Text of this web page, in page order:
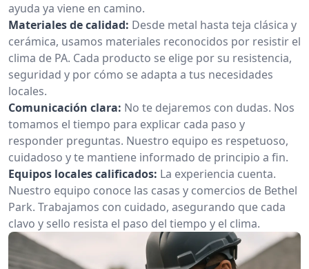
ayuda ya viene en camino.
Materiales de calidad: Desde metal hasta teja clásica y
cerámica, usamos materiales reconocidos por resistir el
clima de PA. Cada producto se elige por su resistencia,
seguridad y por cómo se adapta a tus necesidades
locales.
Comunicación clara: No te dejaremos con dudas. Nos
tomamos el tiempo para explicar cada paso y
responder preguntas. Nuestro equipo es respetuoso,
cuidadoso y te mantiene informado de principio a fin.
Equipos locales calificados: La experiencia cuenta.
Nuestro equipo conoce las casas y comercios de Bethel
Park. Trabajamos con cuidado, asegurando que cada
clavo y sello resista el paso del tiempo y el clima.